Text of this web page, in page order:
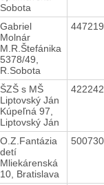
Sobota
Gabriel
Molnár
M.R.Štefánika
5378/49,
R.Sobota
ŠZŠ s MŠ
Liptovský Ján
Kúpeľná 97,
Liptovský Ján
O.Z.Fantázia
detí
Mliekárenská
10, Bratislava